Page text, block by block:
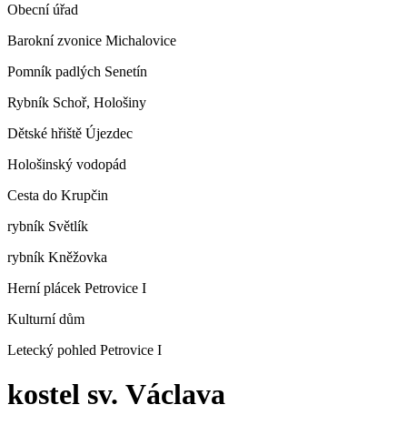
Obecní úřad
Barokní zvonice Michalovice
Pomník padlých Senetín
Rybník Schoř, Hološiny
Dětské hřiště Újezdec
Hološinský vodopád
Cesta do Krupčin
rybník Světlík
rybník Kněžovka
Herní plácek Petrovice I
Kulturní dům
Letecký pohled Petrovice I
kostel sv. Václava